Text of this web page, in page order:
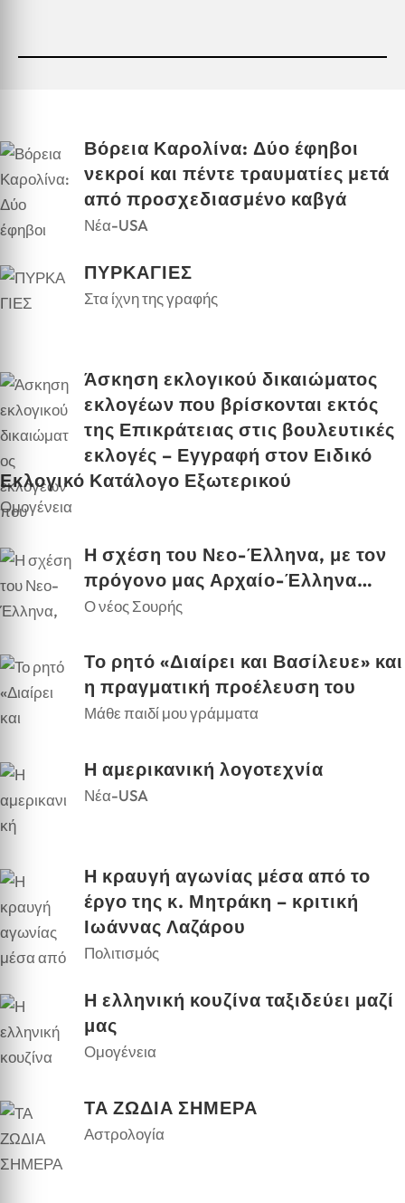
Βόρεια Καρολίνα: Δύο έφηβοι
νεκροί και πέντε τραυματίες μετά
από προσχεδιασμένο καβγά
Νέα-USA
ΠΥΡΚΑΓΙΕΣ
Στα ίχνη της γραφής
Άσκηση εκλογικού δικαιώματος
εκλογέων που βρίσκονται εκτός
της Επικράτειας στις βουλευτικές
εκλογές – Εγγραφή στον Ειδικό
Εκλογικό Κατάλογο Εξωτερικού
Ομογένεια
Η σχέση του Νεο-Έλληνα, με τον
πρόγονο μας Αρχαίο-Έλληνα…
Ο νέος Σουρής
Το ρητό «Διαίρει και Βασίλευε» και
η πραγματική προέλευση του
Μάθε παιδί μου γράμματα
Η αμερικανική λογοτεχνία
Νέα-USA
Η κραυγή αγωνίας μέσα από το
έργο της κ. Μητράκη – κριτική
Ιωάννας Λαζάρου
Πολιτισμός
Η ελληνική κουζίνα ταξιδεύει μαζί
μας
Ομογένεια
ΤΑ ΖΩΔΙΑ ΣΗΜΕΡΑ
Αστρολογία